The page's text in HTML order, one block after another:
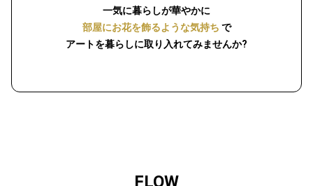
一気に暮らしが華やかに
部屋にお花を飾るような気持ち で
アートを暮らしに取り入れてみませんか?
FLOW